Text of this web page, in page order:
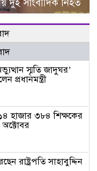
দুই সাংবাদিক নিহত
স্মৃতি জাদুঘর’
প্রধানমন্ত্রী
হাজার ৩৮৪ শিক্ষকের
রাষ্ট্রপতি সাহাবুদ্দিন